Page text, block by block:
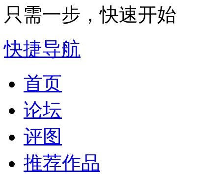
只需一步，快速开始
快捷导航
首页
论坛
评图
推荐作品